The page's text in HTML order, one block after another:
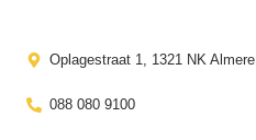
Oplagestraat 1, 1321 NK Almere
088 080 9100